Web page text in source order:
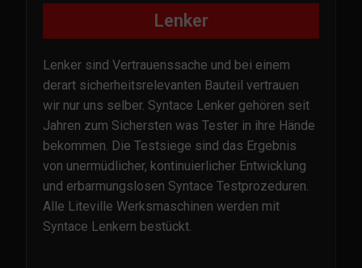
Lenker
Lenker sind Vertrauenssache und bei einem
derart sicherheitsrelevanten Bauteil vertrauen
wir nur uns selber. Syntace Lenker gehören seit
Jahren zum Sichersten was Tester in ihre Hände
bekommen. Die Testsiege sind das Ergebnis
von unermüdlicher, kontinuierlicher Entwicklung
und erbarmungslosen Syntace Testprozeduren.
Alle Liteville Werksmaschinen werden mit
Syntace Lenkern bestückt.